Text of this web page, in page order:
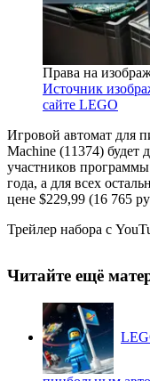
Права на
Источник
сайте LEGO
Игровой автомат для
Machine (11374) будет
участников
года, а для всех
цене $229,99 (16 765
Трейлер набора с
Читайте ещё